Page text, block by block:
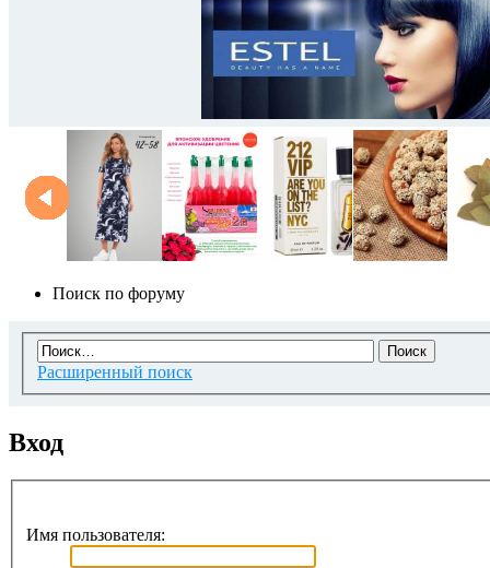
Поиск по форуму
Расширенный поиск
Вход
Имя пользователя: